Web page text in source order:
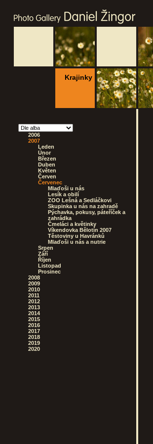
Krajinky
2006
2007
Leden
Únor
Březen
Duben
Květen
Červen
Červenec
Mlaďoši u nás
Lesík a obilí
ZOO Lešná a Sedláčkovi
Skupinka u nás na zahradě
Pýchavka, pokusy, páteříček a
zahrádka
Čmeláci a květinky
Víkendovka Bělotín 2007
Těstoviny u Havránků
Mlaďoši u nás a nutrie
Srpen
Září
Říjen
Listopad
Prosinec
2008
2009
2010
2011
2012
2013
2014
2015
2016
2017
2018
2019
2020